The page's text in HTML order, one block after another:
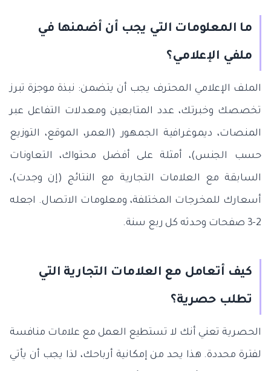
ما المعلومات التي يجب أن أضمنها في
ملفي الإعلامي؟
الملف الإعلامي المحترف يجب أن يتضمن: نبذة موجزة تبرز
تخصصك وخبرتك، عدد المتابعين ومعدلات التفاعل عبر
المنصات، ديموغرافية الجمهور (العمر، الموقع، التوزيع
حسب الجنس)، أمثلة على أفضل محتواك، التعاونات
السابقة مع العلامات التجارية مع النتائج (إن وجدت)،
أسعارك للمخرجات المختلفة، ومعلومات الاتصال. اجعله
2-3 صفحات وحدثه كل ربع سنة.
كيف أتعامل مع العلامات التجارية التي
تطلب حصرية؟
الحصرية تعني أنك لا تستطيع العمل مع علامات منافسة
لفترة محددة. هذا يحد من إمكانية أرباحك، لذا يجب أن يأتي